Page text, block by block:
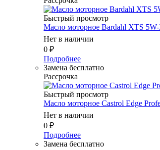
Быстрый просмотр
Масло мотоpное Bardahl XTS 5W-
Нет в наличии
0 ₽
Подробнее
Замена бесплатно
Рассрочка
Быстрый просмотр
Масло мотоpное Castrol Edge
Нет в наличии
0 ₽
Подробнее
Замена бесплатно